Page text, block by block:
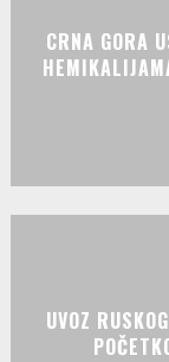
CRNA GORA
UVOZ